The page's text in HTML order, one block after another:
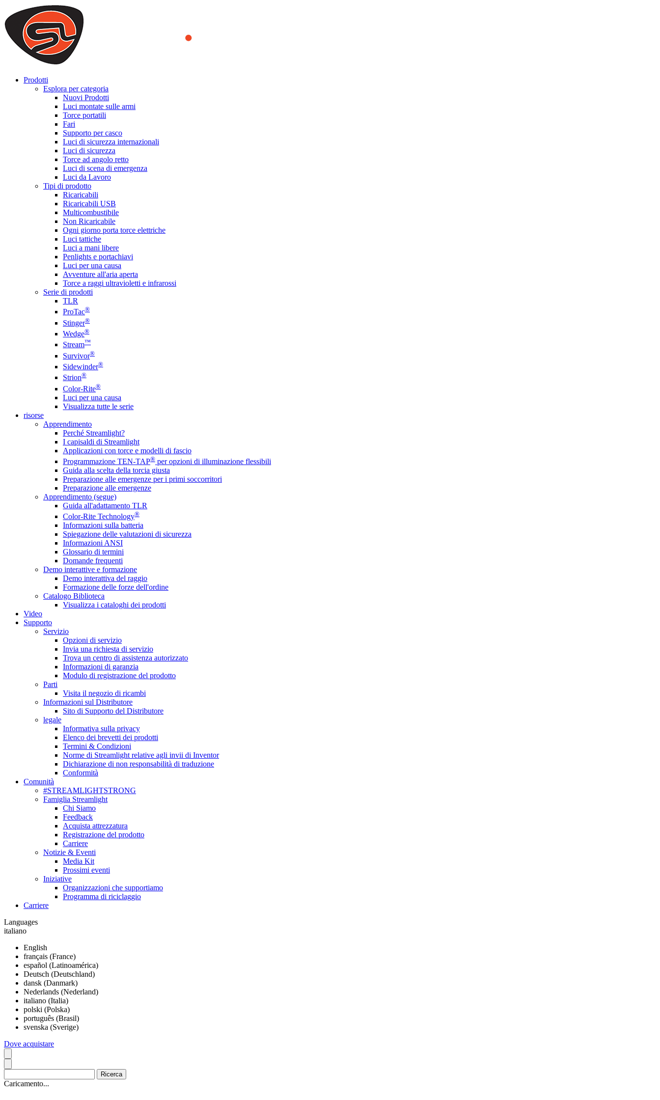
We use cookies to ensure that we provide you the best experience on our website. By continuing to browse this website, you accept that cookies are used to help us analyze how the website is used and to offer
you a better experience. To learn more or to find out how you can disable cookies, you can access our
ACCEPT AND CLOSE
Prodotti
Esplora per categoria
Nuovi Prodotti
Luci montate sulle armi
Torce portatili
Fari
Supporto per casco
Luci di sicurezza internazionali
Luci di sicurezza
Torce ad angolo retto
Luci di scena di emergenza
Luci da Lavoro
Tipi di prodotto
Ricaricabili
Ricaricabili USB
Multicombustibile
Non Ricaricabile
Ogni giorno porta torce elettriche
Luci tattiche
Luci a mani libere
Penlights e portachiavi
Luci per una causa
Avventure all'aria aperta
Torce a raggi ultravioletti e infrarossi
Serie di prodotti
TLR
ProTac®
Stinger®
Wedge®
Stream™
Survivor®
Sidewinder®
Strion®
Color-Rite®
Luci per una causa
Visualizza tutte le serie
risorse
Apprendimento
Perché Streamlight?
I capisaldi di Streamlight
Applicazioni con torce e modelli di fascio
Programmazione TEN-TAP® per opzioni di illuminazione flessibili
Guida alla scelta della torcia giusta
Preparazione alle emergenze per i primi soccorritori
Preparazione alle emergenze
Apprendimento (segue)
Guida all'adattamento TLR
Color-Rite Technology®
Informazioni sulla batteria
Spiegazione delle valutazioni di sicurezza
Informazioni ANSI
Glossario di termini
Domande frequenti
Demo interattive e formazione
Demo interattiva del raggio
Formazione delle forze dell'ordine
Catalogo Biblioteca
Visualizza i cataloghi dei prodotti
Video
Supporto
Servizio
Opzioni di servizio
Invia una richiesta di servizio
Trova un centro di assistenza autorizzato
Informazioni di garanzia
Modulo di registrazione del prodotto
Parti
Visita il negozio di ricambi
Informazioni sul Distributore
Sito di Supporto del Distributore
legale
Informativa sulla privacy
Elenco dei brevetti dei prodotti
Termini & Condizioni
Norme di Streamlight relative agli invii di Inventor
Dichiarazione di non responsabilità di traduzione
Conformità
Comunità
#STREAMLIGHTSTRONG
Famiglia Streamlight
Chi Siamo
Feedback
Acquista attrezzatura
Registrazione del prodotto
Carriere
Notizie & Eventi
Media Kit
Prossimi eventi
Iniziative
Organizzazioni che supportiamo
Programma di riciclaggio
Carriere
Languages
italiano
English
français (France)
español (Latinoamérica)
Deutsch (Deutschland)
dansk (Danmark)
Nederlands (Nederland)
italiano (Italia)
polski (Polska)
português (Brasil)
svenska (Sverige)
Dove acquistare
Caricamento...